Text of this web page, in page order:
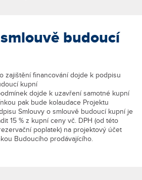
budoucí
zajištění financování dojde k podpisu
kupní
dojde k uzavření samotné kupní
pak bude kolaudace Projektu
Smlouvy o smlouvě budoucí kupní je
15 % z kupní ceny vč. DPH (od této
poplatek) na projektový účet
Budoucího prodávajícího.